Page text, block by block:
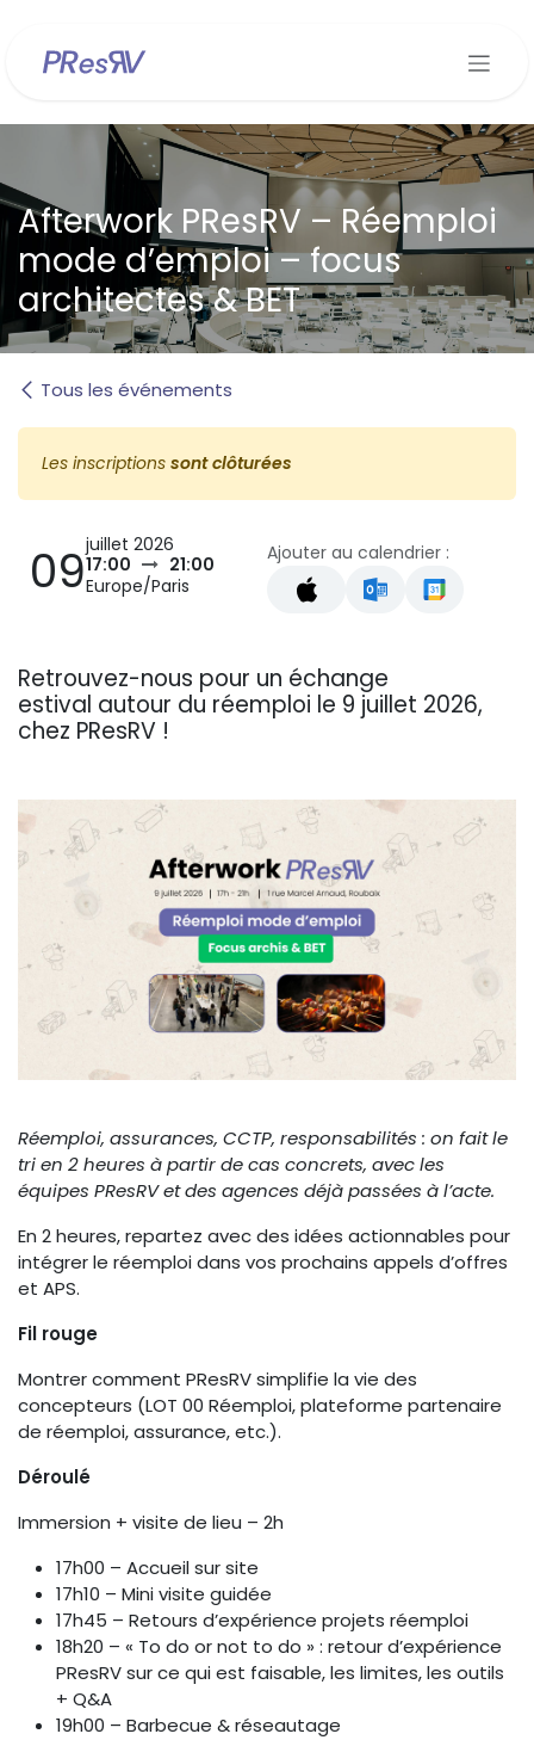
Afterwork PResRV – Réemploi
mode d’emploi – focus
architectes & BET
Tous les événements
Les inscriptions sont clôturées
09juillet 2026
17:00
21:00
Europe/Paris
Ajouter au calendrier :
Retrouvez-nous pour un échange
estival autour du réemploi le 9 juillet 2026,
chez PResRV !
Réemploi, assurances, CCTP, responsabilités : on fait le
tri en 2 heures à partir de cas concrets, avec les
équipes PResRV et des agences déjà passées à l’acte.
En 2 heures, repartez avec des idées actionnables pour
intégrer le réemploi dans vos prochains appels d’offres
et APS.
Fil rouge
Montrer comment PResRV simplifie la vie des
concepteurs (LOT 00 Réemploi, plateforme partenaire
de réemploi, assurance, etc.).
Déroulé
Immersion + visite de lieu – 2h
17h00 – Accueil sur site
17h10 – Mini visite guidée
17h45 – Retours d’expérience projets réemploi
18h20 – « To do or not to do » : retour d’expérience
PResRV sur ce qui est faisable, les limites, les outils
+ Q&A
19h00 – Barbecue & réseautage